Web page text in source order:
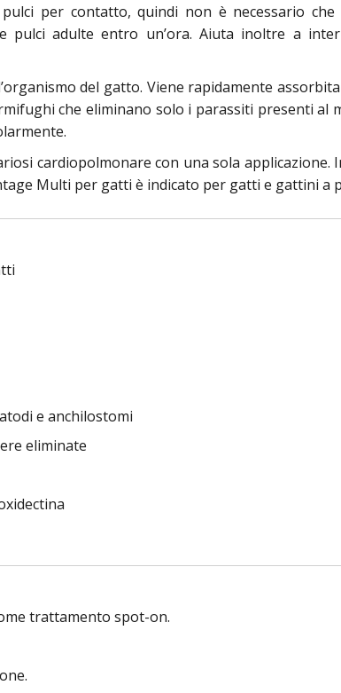
per contatto, quindi non è necessario
pulci adulte entro un’ora. Aiuta inoltre a
del gatto. Viene rapidamente
che eliminano solo i parassiti presenti
cardiopolmonare con una sola
Multi per gatti è indicato per gatti e gattini a
e anchilostomi
eliminate
trattamento spot-on.